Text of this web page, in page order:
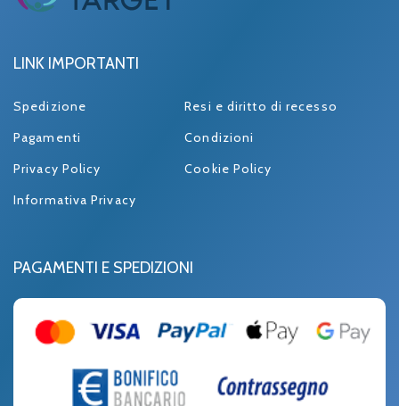
LINK IMPORTANTI
Spedizione
Resi e diritto di recesso
Pagamenti
Condizioni
Privacy Policy
Cookie Policy
Informativa Privacy
PAGAMENTI E SPEDIZIONI